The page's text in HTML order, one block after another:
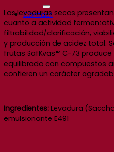
Contact
Las levaduras secas
cuanto a actividad
filtrabilidad/clarificación,
y producción de acidez total.
frutas SafKvas™ C-73
equilibrado con compuestos
confieren un carácter
Ingredientes: Levadura
emulsionante E491